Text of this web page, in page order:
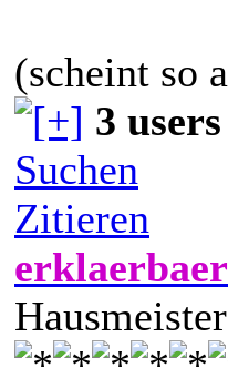
(scheint so
3
Suchen
Zitieren
erklaerbaer
Hausmeister